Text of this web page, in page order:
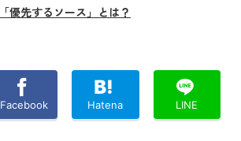
「優先するソース」とは？
Facebook Hatena LINE